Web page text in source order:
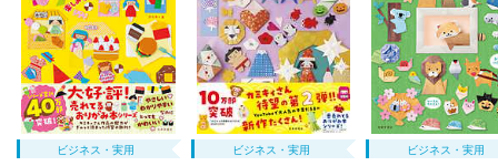
ビジネス・実用 ビジネス・実用 ビジネス・実用